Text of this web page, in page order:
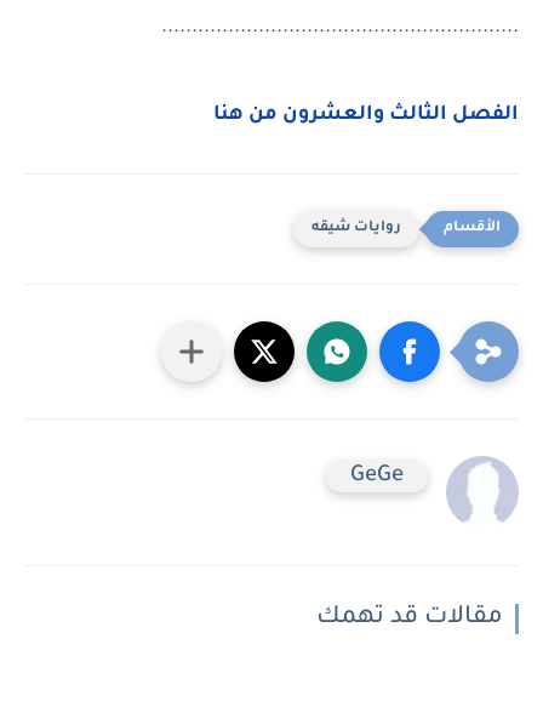
...........................................................
الفصل الثالث والعشرون من هنا
روايات شيقه
GeGe
مقالات قد تهمك